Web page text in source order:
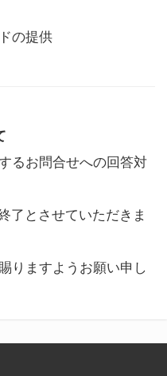
の提供
るお問合せへの回答対
了とさせていただきま
りますようお願い申し